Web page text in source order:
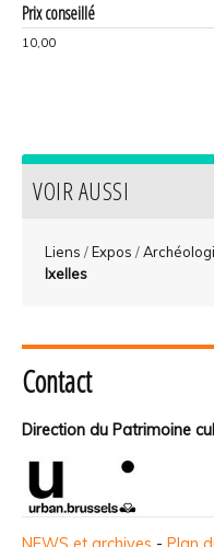
Prix conseillé
10,00
VOIR AUSSI
Liens /Expos /
Ixelles
Contact
Direction du Patrimoine